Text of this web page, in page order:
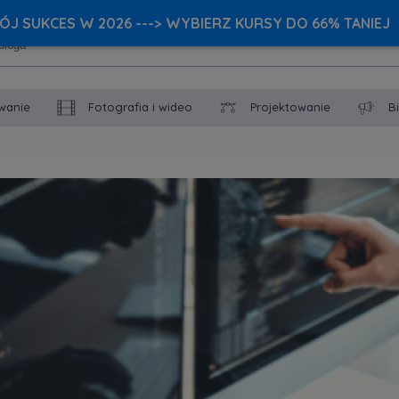
Fotografia i wideo Projektowanie
SUKCES W 2026 ---> WYBIERZ KURSY DO 66% TANIEJ